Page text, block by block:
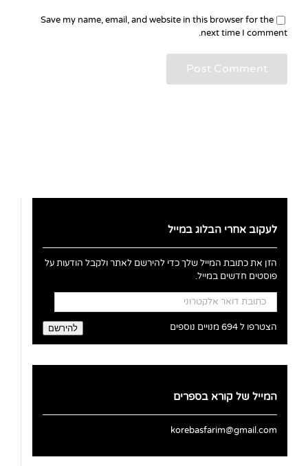
Save my name, email, and website in this browser for the
next time I comment.
לעקוב אחרי הבלוג במייל
הזן את כתובת המייל שלך כדי להירשם לאתר ולקבל הודעות על
פוסטים חדשים במייל.
כתובת
דואר
אלקטרוני
להירשם הצטרפו ל 694 מנויים נוספים
המייל של קורא בספרים
korebasfarim@gmail.com